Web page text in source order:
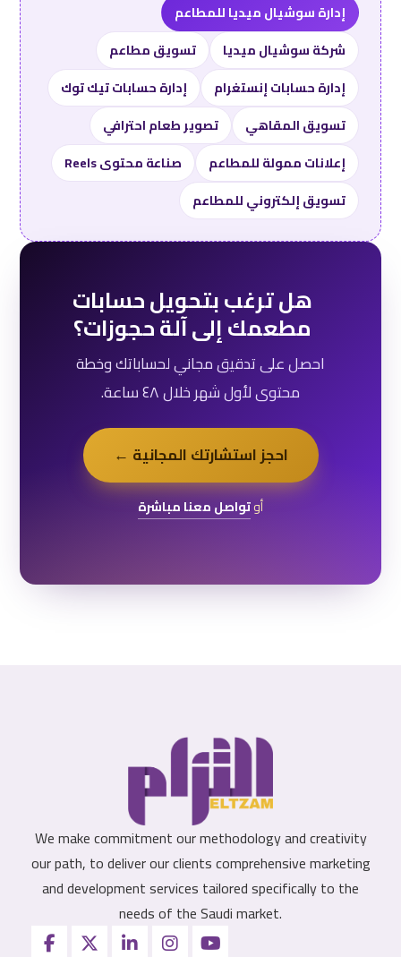
إدارة سوشيال ميديا للمطاعم
شركة سوشيال ميديا
تسويق مطاعم
إدارة حسابات إنستغرام
إدارة حسابات تيك توك
تسويق المقاهي
تصوير طعام احترافي
إعلانات ممولة للمطاعم
صناعة محتوى Reels
تسويق إلكتروني للمطاعم
هل ترغب بتحويل حسابات
مطعمك إلى آلة حجوزات؟
احصل على تدقيق مجاني لحساباتك وخطة
محتوى لأول شهر خلال ٤٨ ساعة.
احجز استشارتك المجانية ←
أوتواصل معنا مباشرة
We make commitment our methodology and creativity
our path, to deliver our clients comprehensive marketing
and development services tailored specifically to the
needs of the Saudi market.